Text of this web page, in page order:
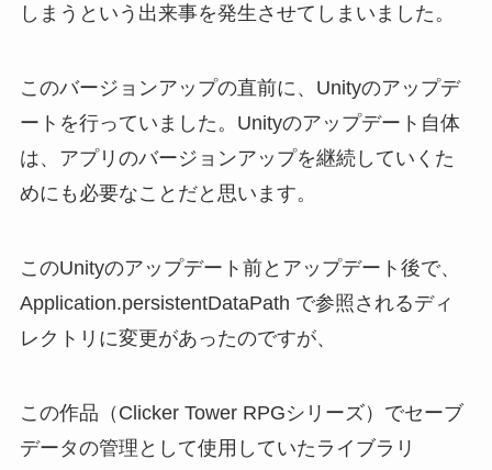
しまうという出来事を発生させてしまいました。
このバージョンアップの直前に、Unityのアップデ
ートを行っていました。Unityのアップデート自体
は、アプリのバージョンアップを継続していくた
めにも必要なことだと思います。
このUnityのアップデート前とアップデート後で、
Application.persistentDataPath で参照されるディ
レクトリに変更があったのですが、
この作品（Clicker Tower RPGシリーズ）でセーブ
データの管理として使用していたライブラリ